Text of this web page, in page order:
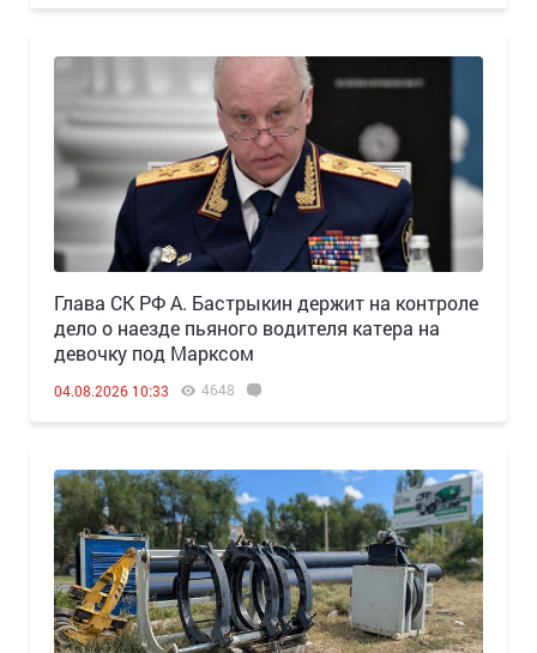
Глава СК РФ А. Бастрыкин держит на контроле
дело о наезде пьяного водителя катера на
девочку под Марксом
04.08.2026 10:33 4648